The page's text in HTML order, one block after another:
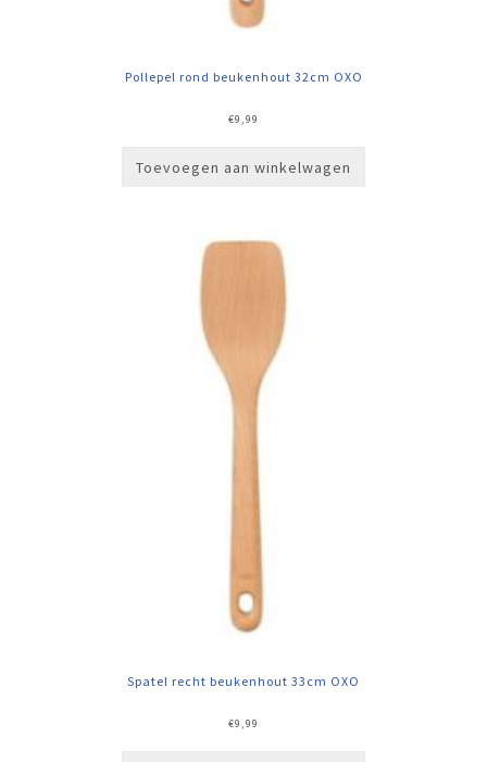
Pollepel rond beukenhout 32cm OXO
€9,99
Toevoegen aan winkelwagen
Spatel recht beukenhout 33cm OXO
€9,99